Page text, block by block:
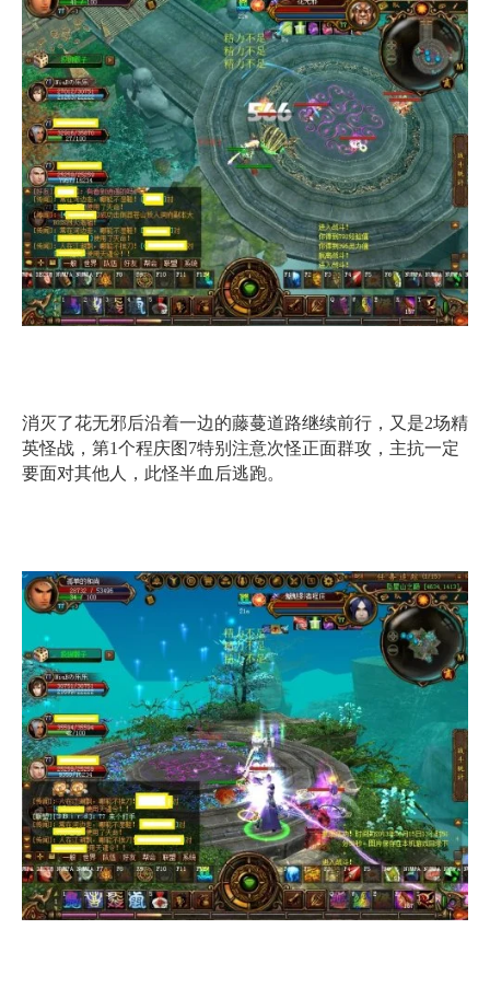
消灭了花无邪后沿着一边的藤蔓道路继续前行，又是2场精
英怪战，第1个程庆图7特别注意次怪正面群攻，主抗一定
要面对其他人，此怪半血后逃跑。